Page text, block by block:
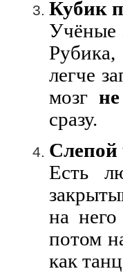
Кубик
Учёные
легче
мозг
сразу.
Слепой
Есть
на
потом
как